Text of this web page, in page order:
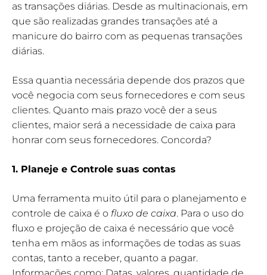
as transações diárias. Desde as multinacionais, em
que são realizadas grandes transações até a
manicure do bairro com as pequenas transações
diárias.
Essa quantia necessária depende dos prazos que
você negocia com seus fornecedores e com seus
clientes. Quanto mais prazo você der a seus
clientes, maior será a necessidade de caixa para
honrar com seus fornecedores. Concorda?
1. Planeje e Controle suas contas
Uma ferramenta muito útil para o planejamento e
controle de caixa é o fluxo de caixa. Para o uso do
fluxo e projeção de caixa é necessário que você
tenha em mãos as informações de todas as suas
contas, tanto a receber, quanto a pagar.